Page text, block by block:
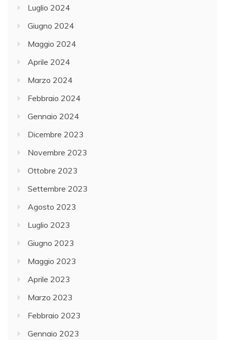
Luglio 2024
Giugno 2024
Maggio 2024
Aprile 2024
Marzo 2024
Febbraio 2024
Gennaio 2024
Dicembre 2023
Novembre 2023
Ottobre 2023
Settembre 2023
Agosto 2023
Luglio 2023
Giugno 2023
Maggio 2023
Aprile 2023
Marzo 2023
Febbraio 2023
Gennaio 2023